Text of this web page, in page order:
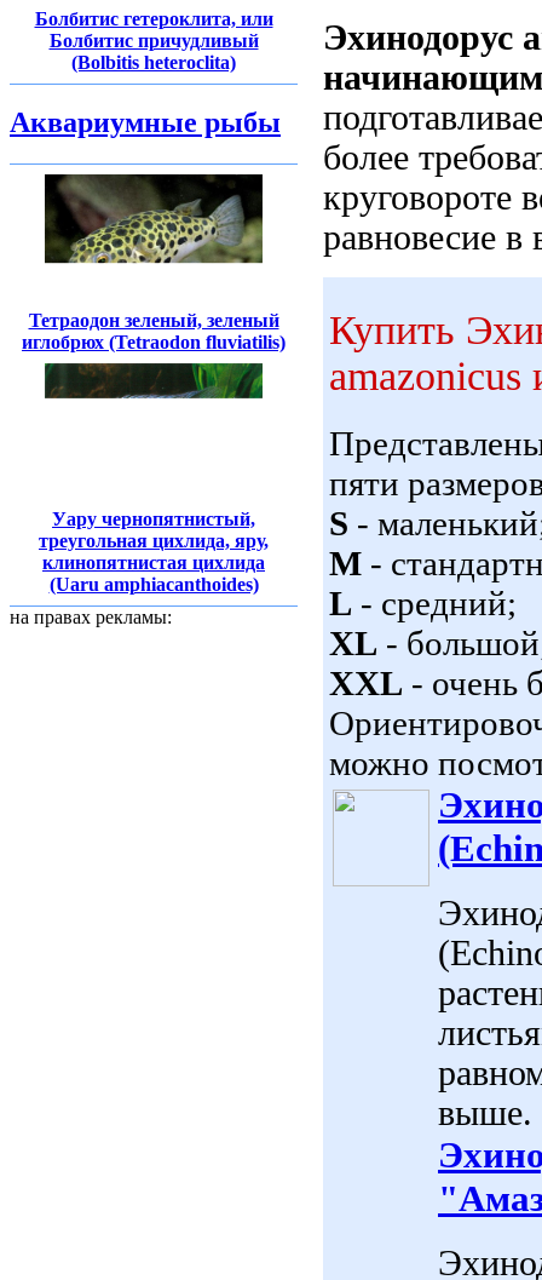
Болбитис гетероклита, или
Болбитис причудливый
(Bolbitis heteroclita)
Аквариумные рыбы
Тетраодон зеленый, зеленый
иглобрюх (Tetraodon fluviatilis)
Уару чернопятнистый,
треугольная цихлида, яру,
клинопятнистая цихлида
(Uaru amphiacanthoides)
на правах рекламы:
Эхинодорус
начинающим
более
круговороте
равновесие в
Купить
amazonicus
пяти
S -
M -
L - средний;
XL -
XXL - очень
можно
выше.